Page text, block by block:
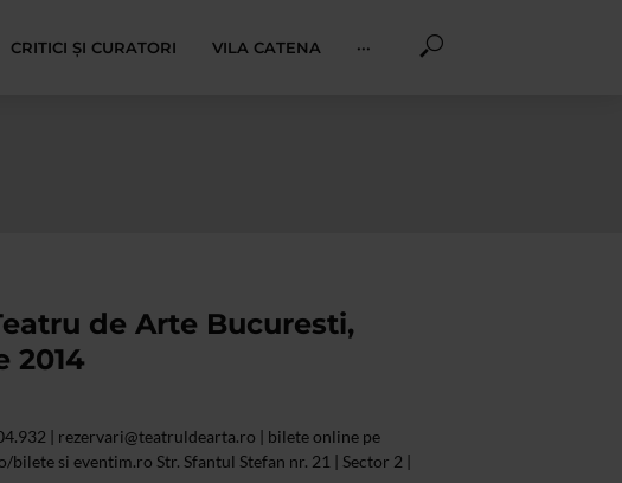
CRITICI ȘI CURATORI VILA CATENA ···
de Arte Bucuresti,
2014
| rezervari@teatruldearta.ro | bilete online pe
si eventim.ro Str. Sfantul Stefan nr. 21 | Sector 2 |